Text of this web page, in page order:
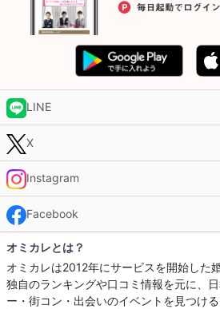
LINE
X
Instagram
Facebook
オミカレとは？
オミカレは2012年にサービスを開始した
独自のランキングや口コミ情報を元に、
ー・街コン・出会いのイベントを見つけ